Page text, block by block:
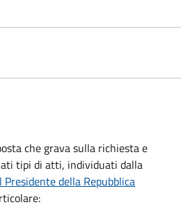
che grava sulla richiesta e
tipi di atti, individuati dalla
Presidente della Repubblica